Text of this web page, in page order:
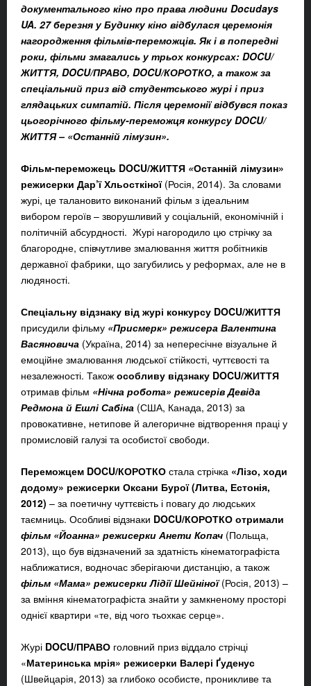
документального кіно про права людини Docudays
UA. 27 березня у Будинку кіно відбулася церемонія
нагородження фільмів-переможців. Як і в попередні
роки, фільми змагались у трьох конкурсах: DOCU/
ЖИТТЯ, DOCU/ПРАВО, DOCU/КОРОТКО, а також за
спеціальний приз від студентського журі і приз
глядацьких симпатій. Після церемонії відбувся показ
цьогорічного фільму-переможця конкурсу DOCU/
ЖИТТЯ – «Останній лімузин».
Фільм-переможець DOCU/ЖИТТЯ «Останній лімузин»
режисерки Дар’ї Хльосткіної(Росія, 2014). За словами
журі, це талановито виконаний фільм з ідеальним
вибором героїв – зворушливий у соціальній, економічній і
політичній абсурдності. Журі нагородило цю стрічку за
благородне, співчутливе змалювання життя робітників
державної фабрики, що загубились у реформах, але не в
людяності.
Спеціальну відзнаку від журі конкурсу DOCU/ЖИТТЯ
присудили фільму «Присмерк» режисера Валентина
Васяновича (Україна, 2014) за непересічне візуальне й
емоційне змалювання людської стійкості, чуттєвості та
незалежності. Також особливу відзнаку DOCU/ЖИТТЯ
отримав фільм «Нічна робота» режисерів Девіда
Редмона й Ешлі Сабіна (США, Канада, 2013) за
провокативне, нетипове й алегоричне відтворення праці у
промисловій галузі та особистої свободи.
Переможцем DOCU/КОРОТКО стала стрічка «Лізо, ходи
додому» режисерки Оксани Бурої (Литва, Естонія,
2012) – за поетичну чуттєвість і повагу до людських
таємниць. Особливі відзнаки DOCU/КОРОТКО отримали
фільм «Йоанна» режисерки Анети Копач (Польща,
2013), що був відзначений за здатність кінематографіста
наближатися, водночас зберігаючи дистанцію, а також
фільм «Мама» режисерки Лідії Шейніної(Росія, 2013) –
за вміння кінематографіста знайти у замкненому просторі
однієї квартири «те, від чого тьохкає серце».
Журі DOCU/ПРАВО головний приз віддало стрічці
«Материнська мрія» режисерки Валері Ґуденус
(Швейцарія, 2013) за глибоко особисте, проникливе та